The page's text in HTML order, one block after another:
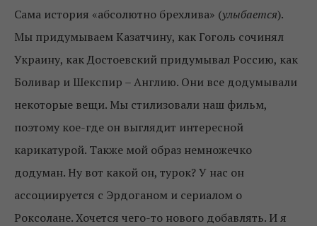
Сама история «абсолютно брехлива» (улыбается).
Мы придумываем Казатчину, как Гоголь сочинял
Украину, как Достоевский придумывал Россию, как
Боливар и Шекспир – Англию. Они все додумывали
некоторые вещи. Мы стилизовали наш фильм,
поэтому кое-где он выглядит интересной
карикатурой. Также мой образ немножечко
додуман. Ну вот какой он, турок? У нас он
ассоциируется с Эрдоганом и сериалом о
Роксолане. Хочется чего-то нового добавлять. И я